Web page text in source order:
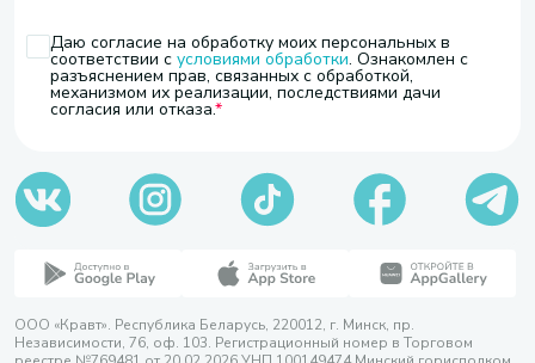
Даю согласие на обработку моих персональных в
соответствии с условиями обработки. Ознакомлен с
разъяснением прав, связанных с обработкой,
механизмом их реализации, последствиями дачи
согласия или отказа.
ООО «Кравт». Республика Беларусь, 220012, г. Минск, пр.
Независимости, 76, оф. 103. Регистрационный номер в Торговом